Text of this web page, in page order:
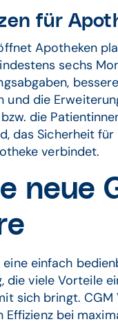
für
Apotheken
sechs
und die
die
das Sicherheit
verbindet.
neue
eine einfach
die viele Vorteile
sich bringt.
bei